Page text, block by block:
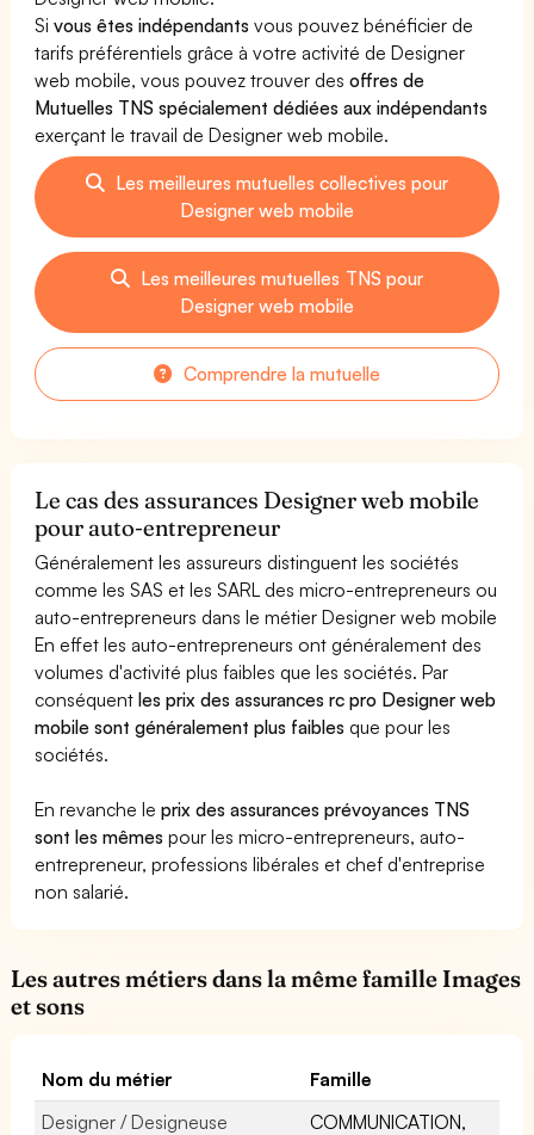
Sivous êtes indépendants vous pouvez bénéficier de
tarifs préférentiels grâce à votre activité de Designer
web mobile, vous pouvez trouver desoffres de
Mutuelles TNS spécialement dédiées aux indépendants
exerçant le travail de Designer web mobile.
Les meilleures mutuelles collectives pour
Designer web mobile
Les meilleures mutuelles TNS pour
Designer web mobile
Comprendre la mutuelle
Le cas des assurances Designer web mobile
pour auto-entrepreneur
Généralement les assureurs distinguent les sociétés
comme les SAS et les SARL des micro-entrepreneurs ou
auto-entrepreneurs dans le métier Designer web mobile
En effet les auto-entrepreneurs ont généralement des
volumes d'activité plus faibles que les sociétés. Par
conséquentles prix des assurances rc pro Designer web
mobile sont généralement plus faibles que pour les
sociétés.
En revanche leprix des assurances prévoyances TNS
sont les mêmes pour les micro-entrepreneurs, auto-
entrepreneur, professions libérales et chef d'entreprise
non salarié.
Les autres métiers dans la même famille Images
et sons
Nom du métier
Famille
Designer / Designeuse
COMMUNICATION,